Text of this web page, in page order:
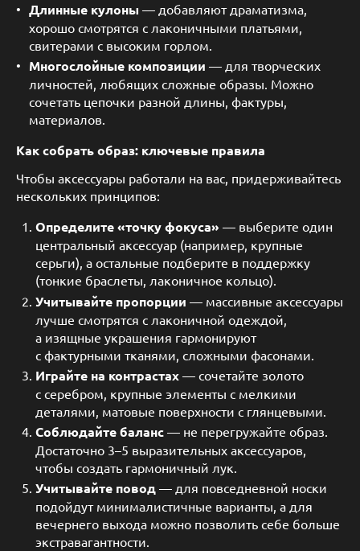
Длинные кулоны — добавляют драматизма,
хорошо смотрятся с лаконичными платьями,
свитерами с высоким горлом.
Многослойные композиции — для творческих
личностей, любящих сложные образы. Можно
сочетать цепочки разной длины, фактуры,
материалов.
Как собрать образ: ключевые правила
Чтобы аксессуары работали на вас, придерживайтесь
нескольких принципов:
Определите «точку фокуса» — выберите один
центральный аксессуар (например, крупные
серьги), а остальные подберите в поддержку
(тонкие браслеты, лаконичное кольцо).
Учитывайте пропорции — массивные аксессуары
лучше смотрятся с лаконичной одеждой,
а изящные украшения гармонируют
с фактурными тканями, сложными фасонами.
Играйте на контрастах — сочетайте золото
с серебром, крупные элементы с мелкими
деталями, матовые поверхности с глянцевыми.
Соблюдайте баланс — не перегружайте образ.
Достаточно 3–5 выразительных аксессуаров,
чтобы создать гармоничный лук.
Учитывайте повод — для повседневной носки
подойдут минималистичные варианты, а для
вечернего выхода можно позволить себе больше
экстравагантности.